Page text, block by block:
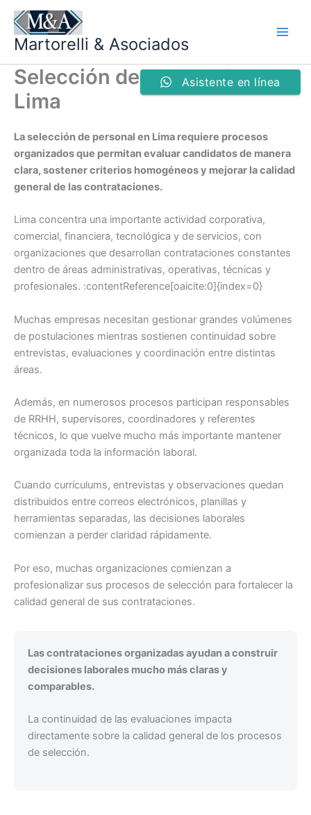
contenido
Martorelli & Asociados
Selección de personal en
Lima
La selección de personal en Lima requiere procesos
organizados que permitan evaluar candidatos de manera
clara, sostener criterios homogéneos y mejorar la calidad
general de las contrataciones.
Lima concentra una importante actividad corporativa,
comercial, financiera, tecnológica y de servicios, con
organizaciones que desarrollan contrataciones constantes
dentro de áreas administrativas, operativas, técnicas y
profesionales. :contentReference[oaicite:0]{index=0}
Muchas empresas necesitan gestionar grandes volúmenes
de postulaciones mientras sostienen continuidad sobre
entrevistas, evaluaciones y coordinación entre distintas
áreas.
Además, en numerosos procesos participan responsables
de RRHH, supervisores, coordinadores y referentes
técnicos, lo que vuelve mucho más importante mantener
organizada toda la información laboral.
Cuando currículums, entrevistas y observaciones quedan
distribuidos entre correos electrónicos, planillas y
herramientas separadas, las decisiones laborales
comienzan a perder claridad rápidamente.
Por eso, muchas organizaciones comienzan a
profesionalizar sus procesos de selección para fortalecer la
calidad general de sus contrataciones.
Las contrataciones organizadas ayudan a construir
decisiones laborales mucho más claras y
comparables.
La continuidad de las evaluaciones impacta
directamente sobre la calidad general de los procesos
de selección.
Asistente en línea